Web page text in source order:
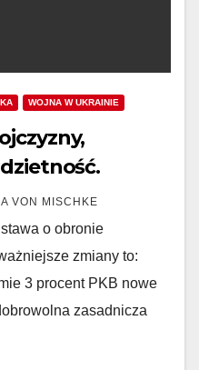
WOJNA W UKRAINIE
VON MISCHKE
o obronie
zmiany to:
3 procent PKB nowe
zasadnicza